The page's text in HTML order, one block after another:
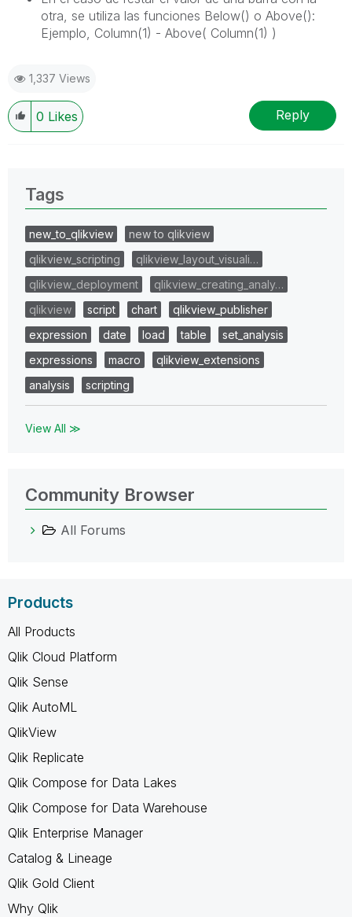
otra, se utiliza las funciones Below() o Above():
Ejemplo, Column(1) - Above( Column(1) )
1,337 Views
0 Likes Reply
Tags
new_to_qlikview
new to qlikview
qlikview_scripting
qlikview_layout_visuali…
qlikview_deployment
qlikview_creating_analy…
qlikview
script chart
qlikview_publisher
expression
date load table
set_analysis
expressions
macro
qlikview_extensions
analysis
scripting
View All ≫
Community Browser
All Forums
Products
All Products
Qlik Cloud Platform
Qlik Sense
Qlik AutoML
QlikView
Qlik Replicate
Qlik Compose for Data Lakes
Qlik Compose for Data Warehouse
Qlik Enterprise Manager
Catalog & Lineage
Qlik Gold Client
Why Qlik